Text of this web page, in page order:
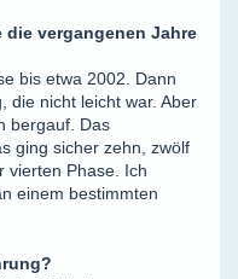
die vergangenen Jahre
bis etwa 2002. Dann
die nicht leicht war. Aber
bergauf. Das
ging sicher zehn, zwölf
vierten Phase. Ich
einem bestimmten